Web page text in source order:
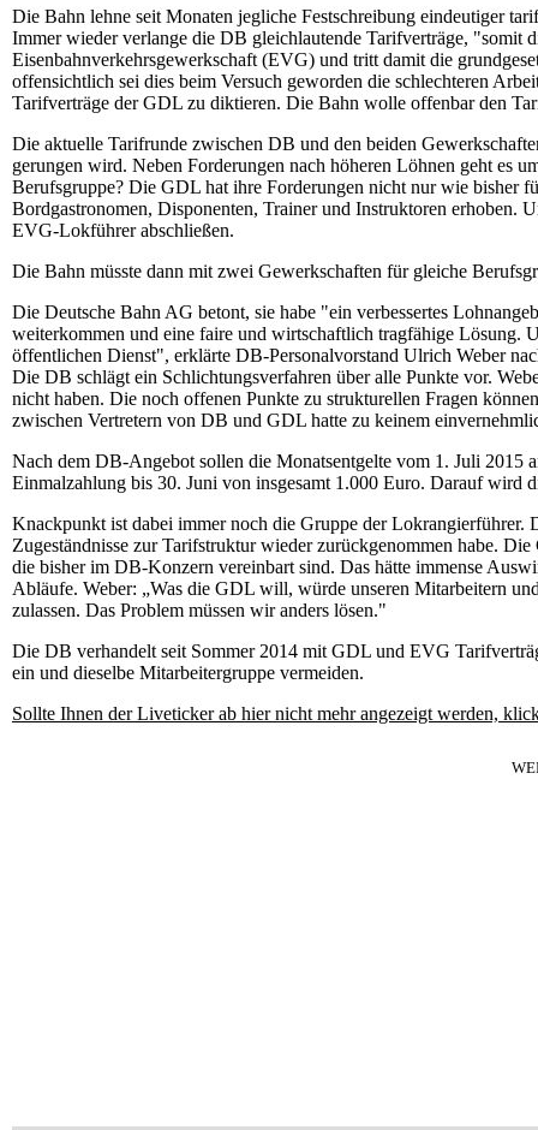
Die Bahn lehne seit Monaten jegliche Festschreibung eindeutiger
Immer wieder verlange die DB gleichlautende Tarifverträge, "somit
Eisenbahnverkehrsgewerkschaft (EVG) und tritt damit die
offensichtlich sei dies beim Versuch geworden die schlechteren
Tarifverträge der GDL zu diktieren. Die Bahn wolle offenbar den
Die aktuelle Tarifrunde zwischen DB und den beiden
gerungen wird. Neben Forderungen nach höheren Löhnen geht es
Berufsgruppe? Die GDL hat ihre Forderungen nicht nur wie bisher
Bordgastronomen, Disponenten, Trainer und Instruktoren
EVG-Lokführer abschließen.
Die Bahn müsste dann mit zwei Gewerkschaften für gleiche
Die Deutsche Bahn AG betont, sie habe "ein verbessertes
weiterkommen und eine faire und wirtschaftlich tragfähige Lösung.
öffentlichen Dienst", erklärte DB-Personalvorstand Ulrich Weber
Die DB schlägt ein Schlichtungsverfahren über alle Punkte vor.
nicht haben. Die noch offenen Punkte zu strukturellen Fragen
zwischen Vertretern von DB und GDL hatte zu keinem
Nach dem DB-Angebot sollen die Monatsentgelte vom 1. Juli 2015
Einmalzahlung bis 30. Juni von insgesamt 1.000 Euro. Darauf wird
Knackpunkt ist dabei immer noch die Gruppe der Lokrangierführer.
Zugeständnisse zur Tarifstruktur wieder zurückgenommen habe.
die bisher im DB-Konzern vereinbart sind. Das hätte immense
Abläufe. Weber: „Was die GDL will, würde unseren Mitarbeitern
zulassen. Das Problem müssen wir anders lösen."
Die DB verhandelt seit Sommer 2014 mit GDL und EVG
ein und dieselbe Mitarbeitergruppe vermeiden.
Sollte Ihnen der Liveticker ab hier nicht mehr angezeigt werden,